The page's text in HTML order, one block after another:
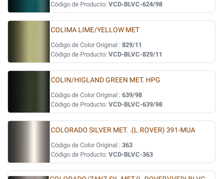
Código de Producto: VCD-BLVC-624/98
COLIMA LIME/YELLOW MET
Código de Color Original : 829/11
Código de Producto: VCD-BLVC-829/11
COLIN/HIGLAND GREEN MET. HPG
Código de Color Original : 639/98
Código de Producto: VCD-BLVC-639/98
COLORADO SILVER MET. .(L.ROVER) 391-MUA
Código de Color Original : 363
Código de Producto: VCD-BLVC-363